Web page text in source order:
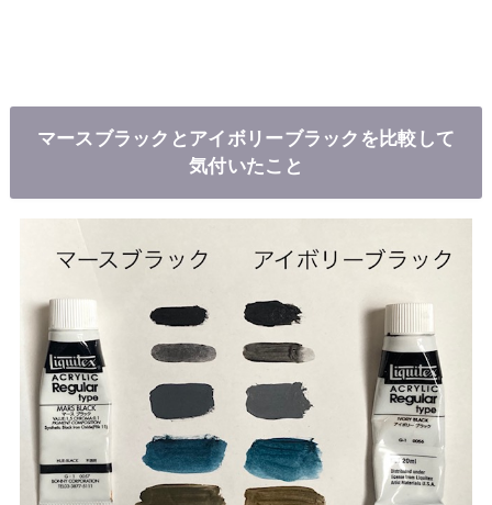
マースブラックとアイボリーブラックを比較して
気付いたこと